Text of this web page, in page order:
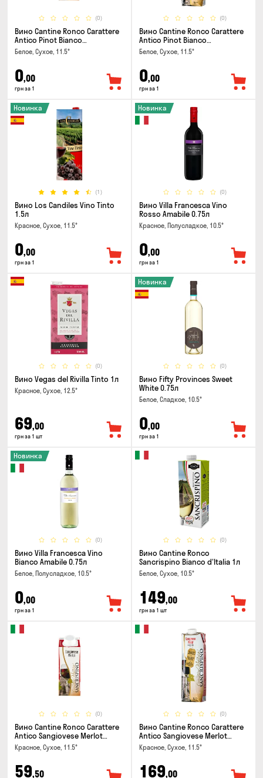
(0)
Вино Cantine Ronco Carattere
Antico Pinot Bianco
Chardonnay Rubicone IGT 0.25л
Белое, Сухое, 11.5°
0,00
грн за 1
(0)
Вино Cantine Ronco Carattere
Antico Pinot Bianco
Chardonnay Rubicone IGT 1л
Белое, Сухое, 11.5°
0,00
грн за 1
(1)
Новинка
Вино Los Candiles Vino Tinto
1.5л
Красное, Сухое, 11.5°
0,00
грн за 1
(0)
Новинка
Вино Villa Francesca Vino
Rosso Amabile 0.75л
Красное, Полусладкое, 10.5°
0,00
грн за 1
(0)
Вино Vegas del Rivilla Tinto 1л
Красное, Сухое, 12.5°
69,00
грн за 1 шт
(0)
Новинка
Вино Fifty Provinces Sweet
White 0.75л
Белое, Сладкое, 10.5°
0,00
грн за 1
(0)
Новинка
Вино Villa Francesca Vino
Bianco Amabile 0.75л
Белое, Полусладкое, 10.5°
0,00
грн за 1
(0)
Вино Cantine Ronco
Sancrispino Bianco d'Italia 1л
Белое, Сухое, 10.5°
149,00
грн за 1 шт
(0)
Вино Cantine Ronco Carattere
Antico Sangiovese Merlot
Rubicone IGT 0.25л
Красное, Сухое, 11.5°
59,50
(0)
Вино Cantine Ronco Carattere
Antico Sangiovese Merlot
Rubicone IGT 1л
Красное, Сухое, 11.5°
169,00